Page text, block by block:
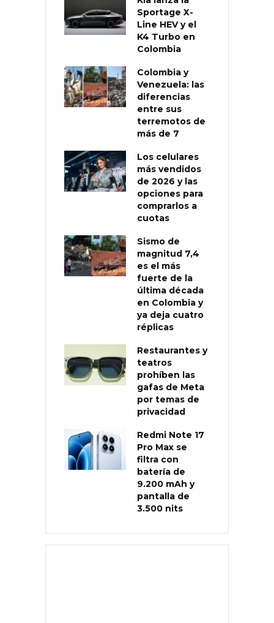
Sportage X-
Line HEV y el
K4 Turbo en
Colombia
Colombia y
Venezuela: las
diferencias
entre sus
terremotos de
más de 7
Los celulares
más vendidos
de 2026 y las
opciones para
comprarlos a
cuotas
Sismo de
magnitud 7,4
es el más
fuerte de la
última década
en Colombia y
ya deja cuatro
réplicas
Restaurantes y
teatros
prohíben las
gafas de Meta
por temas de
privacidad
Redmi Note 17
Pro Max se
filtra con
batería de
9.200 mAh y
pantalla de
3.500 nits